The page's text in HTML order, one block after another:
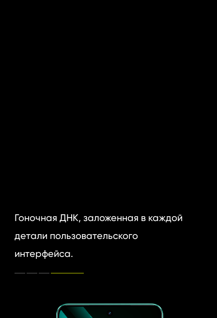
Гоночная ДНК, заложенная в каждой
детали пользовательского
интерфейса.